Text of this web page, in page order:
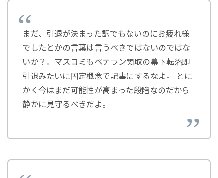
まだ、引退が決まった訳でもないのにお疲れ様
でしたとかの言葉は言うべきではないのではな
いか？。マスコミもベテラン関取の幕下転落即
引退みたいに固定概念で記事にするなよ。 とに
かく今はまだ可能性が高まった段階なのだから
静かに見守るべきだよ。